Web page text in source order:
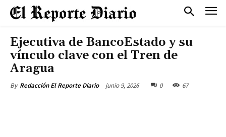
Ejecutiva de BancoEstado y su
vínculo clave con el Tren de
Aragua
By Redacción El Reporte Diario junio 9, 2026 0 67